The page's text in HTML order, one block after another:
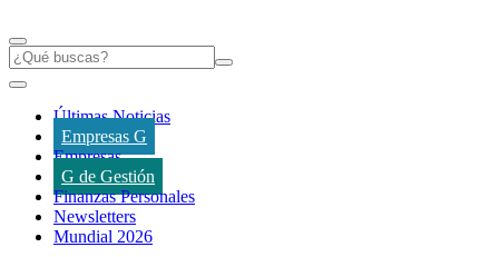
Últimas Noticias
Empresas G
Empresas
G de Gestión
Finanzas Personales
Newsletters
Mundial 2026